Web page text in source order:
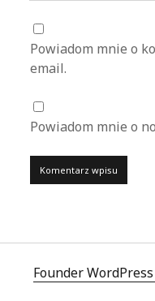
Powiadom mnie o
email.
Powiadom mnie o
Founder